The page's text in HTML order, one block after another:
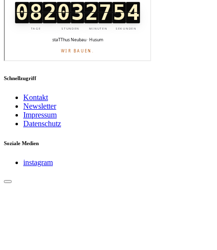
Schnellzugriff
Kontakt
Newsletter
Impressum
Datenschutz
Soziale Medien
instagram